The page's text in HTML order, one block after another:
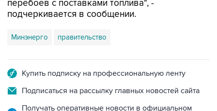
Минэнерго правительство
Подписаться на рассылку главных новостей сайта
Получать оперативные новости в официальном
канале